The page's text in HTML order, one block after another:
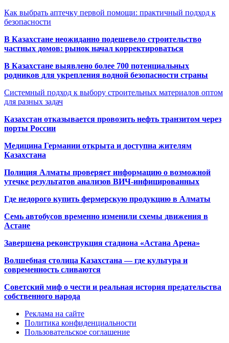
Как выбрать аптечку первой помощи: практичный подход к
безопасности
В Казахстане неожиданно подешевело строительство
частных домов: рынок начал корректироваться
В Казахстане выявлено более 700 потенциальных
родников для укрепления водной безопасности страны
Системный подход к выбору строительных материалов оптом
для разных задач
Казахстан отказывается провозить нефть транзитом через
порты России
Медицина Германии открыта и доступна жителям
Казахстана
Полиция Алматы проверяет информацию о возможной
утечке результатов анализов ВИЧ-инфицированных
Где недорого купить фермерскую продукцию в Алматы
Семь автобусов временно изменили схемы движения в
Астане
Завершена реконструкция стадиона «Астана Арена»
Волшебная столица Казахстана — где культура и
современность сливаются
Советский миф о чести и реальная история предательства
собственного народа
Реклама на сайте
Политика конфиденциальности
Пользовательское соглашение